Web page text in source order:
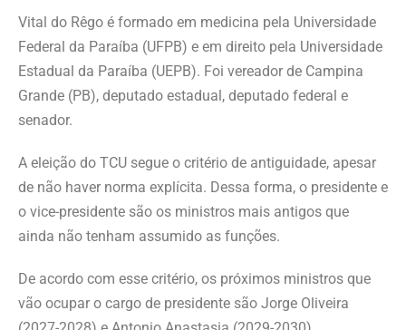
Vital do Rêgo é formado em medicina pela Universidade
Federal da Paraíba (UFPB) e em direito pela Universidade
Estadual da Paraíba (UEPB). Foi vereador de Campina
Grande (PB), deputado estadual, deputado federal e
senador.
A eleição do TCU segue o critério de antiguidade, apesar
de não haver norma explícita. Dessa forma, o presidente e
o vice-presidente são os ministros mais antigos que
ainda não tenham assumido as funções.
De acordo com esse critério, os próximos ministros que
vão ocupar o cargo de presidente são Jorge Oliveira